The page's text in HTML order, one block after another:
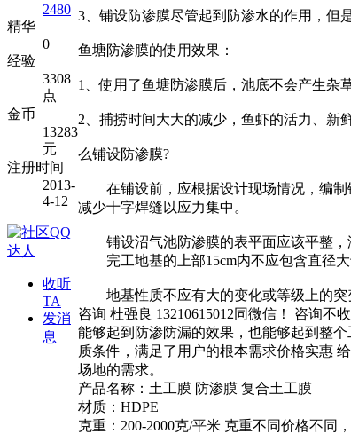
2480
精华
0
经验
3308
点
金币
13283
元
注册时间
2013-
4-12
收听
TA
发消
息
3、铺设防渗膜尽管起到防渗水的作用，但
鱼塘防渗膜的使用效果：
1、使用了鱼塘防渗膜后，池底不会产生杂
2、捕捞时间大大的减少，鱼虾的活力、新
么铺设防渗膜?
在铺设前，应根据设计现场情况，编制
减少十字焊缝以应力集中。
铺设沼气池防渗膜的表平面应该平整，
完工地基的上部15cm内不应包含直径大
地基性质不应有大的变化或等级上的突
咨询 杜强良 13210615012同微信！ 咨询
能够起到防渗防漏的效果，也能够起到整
质条件，满足了用户的根本需求价格实惠
场地的需求。
产品名称：土工膜 防渗膜 复合土工膜
材质：HDPE
克重：200-2000克/平米 克重不同价格不同